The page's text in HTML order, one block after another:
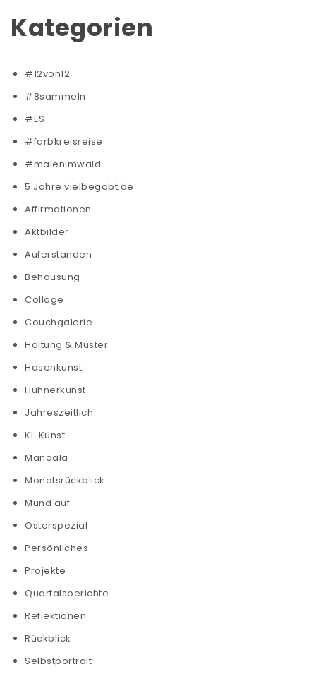
Kategorien
#12von12
#8sammeln
#ES
#farbkreisreise
#malenimwald
5 Jahre vielbegabt.de
Affirmationen
Aktbilder
Auferstanden
Behausung
Collage
Couchgalerie
Haltung & Muster
Hasenkunst
Hühnerkunst
Jahreszeitlich
KI-Kunst
Mandala
Monatsrückblick
Mund auf
Osterspezial
Persönliches
Projekte
Quartalsberichte
Reflektionen
Rückblick
Selbstportrait